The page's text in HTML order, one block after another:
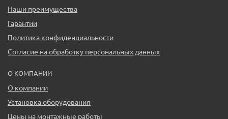
Наши преимущества
Гарантии
Политика конфиденциальности
Согласие на обработку персональных данных
О КОМПАНИИ
О компании
Установка оборудования
Цены на монтажные работы